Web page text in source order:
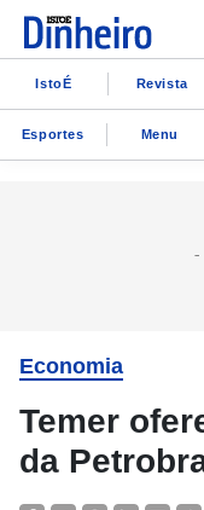
IstoÉ Revista
Esportes Menu
Economia
Temer
da